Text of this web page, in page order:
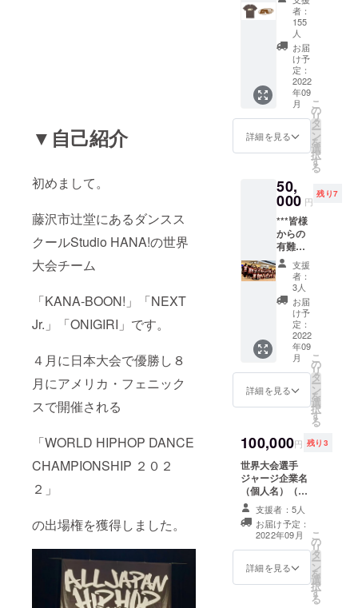
▼自己紹介
初めまして。
藤沢市辻堂にあるダンスス
クールStudio HANA!の世界
大会チーム
「KANA-BOON!」「NEXT
Jr.」「ONIGIRI」です。
４月に日本大会で優勝し８
月にアメリカ・フェニック
スで開催される
「WORLD HIPHOP DANCE
CHAMPIONSHIP ２０２
２」
の出場権を獲得しました。
ご連絡
先をご
記入く
ださ
い。
選手・
コー
チ・保
護者の
思いを
「ONE
」とい
う文字
に込め
まし
た。 ＊
コール
＊サイ
ズ：S・
M・L・
XL・
XXL・
XXXL
＊ロゴ
の色は
ベー
ジュと
なりま
す。 ＊
綿素材
■お礼
メール
※備考欄
前・ご
をご記
入くだ
さい。
者：
155
人
お届
け予
定：
2022
年09
月
詳細を見る
こ
の
リ
タ
ー
ン
を
選
択
す
る
50,
000 円
残り7
***皆様
からの
有難い
お言葉
を頂
き、
ジャー
ジ協賛
を追加
させて
いただ
きまし
た****
世界大
会選手
ジャー
名（個
人名）
（３×
８）
＆Tシャ
礼メー
ル（★
１０名
様） ■
備考欄
支援
者：
3人
お届
け予
定：
2022
年09
月
詳細を見る
こ
の
リ
タ
ー
ン
を
選
択
す
る
100,000円 残り3
世界大会選手
ジャージ企業名
（個人名）（５×
１０） ＆Tシャ
ツ＆お礼メール
（★8名様限定）
■備考欄に代表者
様のお名前・ご
連絡先をご記入
支援者：5人
お届け予定：
2022年09月
詳細を見る
こ
の
リ
タ
ー
ン
を
選
択
す
る